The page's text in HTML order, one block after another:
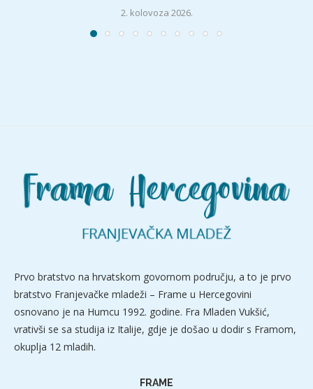
2. kolovoza 2026.
Prvo bratstvo na hrvatskom govornom području, a to je prvo
bratstvo Franjevačke mladeži – Frame u Hercegovini
osnovano je na Humcu 1992. godine. Fra Mladen Vukšić,
vrativši se sa studija iz Italije, gdje je došao u dodir s Framom,
okuplja 12 mladih.
FRAME